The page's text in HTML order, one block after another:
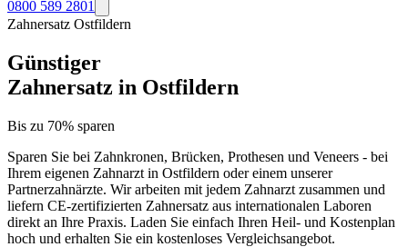
0800 589 2801
Zahnersatz Ostfildern
Günstiger
Zahnersatz in Ostfildern
Bis zu 70% sparen
Sparen Sie bei Zahnkronen, Brücken, Prothesen und Veneers - bei
Ihrem eigenen Zahnarzt in Ostfildern oder einem unserer
Partnerzahnärzte. Wir arbeiten mit jedem Zahnarzt zusammen und
liefern CE-zertifizierten Zahnersatz aus internationalen Laboren
direkt an Ihre Praxis. Laden Sie einfach Ihren Heil- und Kostenplan
hoch und erhalten Sie ein kostenloses Vergleichsangebot.